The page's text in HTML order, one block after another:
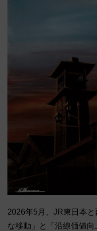
2026年5月、JR東日本
な移動」と「沿線価値